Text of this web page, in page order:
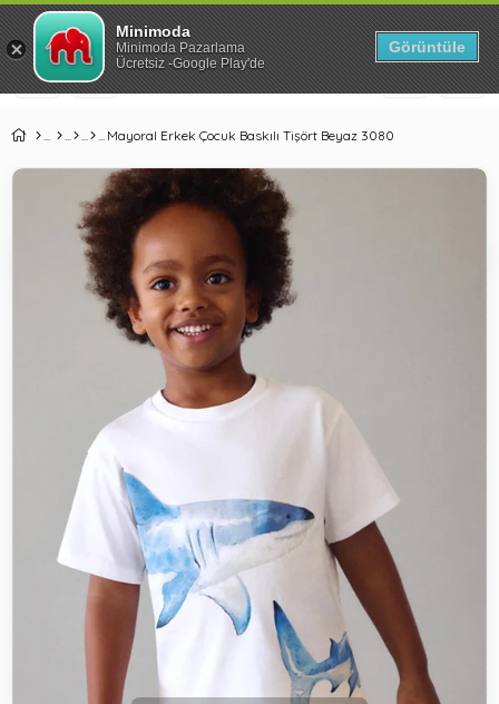
Park Yataklarda %41'e Varan İndirim!
Mayoral Erkek Çocuk Baskılı Tişört Beyaz 3080
Minimoda
Minimoda Pazarlama
Ücretsiz -Google Play'de
Görüntüle